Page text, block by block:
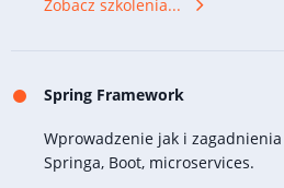
Zobacz szkolenia...
Spring Framework
Wprowadzenie jak i
Springa, Boot, microservices.